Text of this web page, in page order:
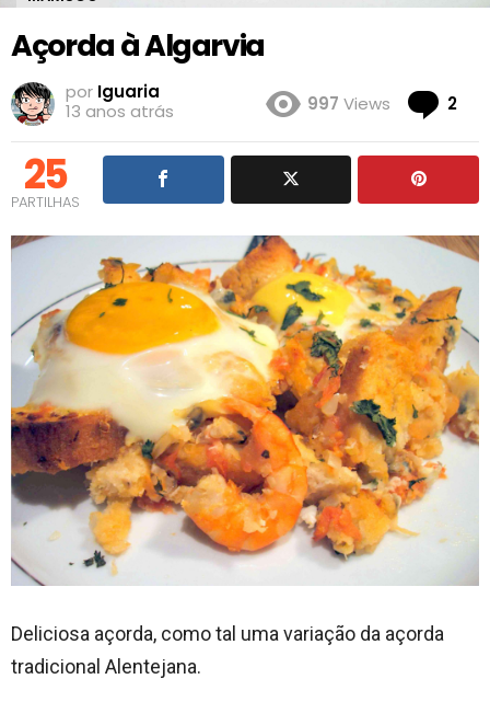
Açorda à Algarvia
por Iguaria
13 anos atrás
997 Views 2
25
PARTILHAS
Deliciosa açorda, como tal uma variação da açorda
tradicional Alentejana.